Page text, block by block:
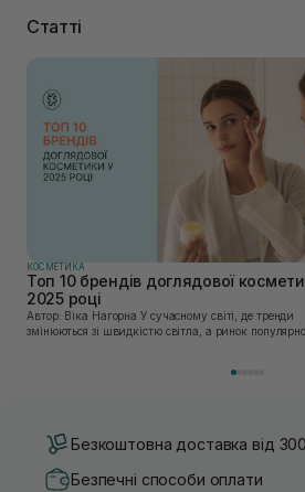
Статті
КОСМЕТИКА
Топ 10 брендів доглядової
2025 році
Автор: Віка Нагорна У сучасному світі, де тренди
змінюються зі швидкістю світла, а ринок
Безкоштовна доставка від
Безпечні способи оплати